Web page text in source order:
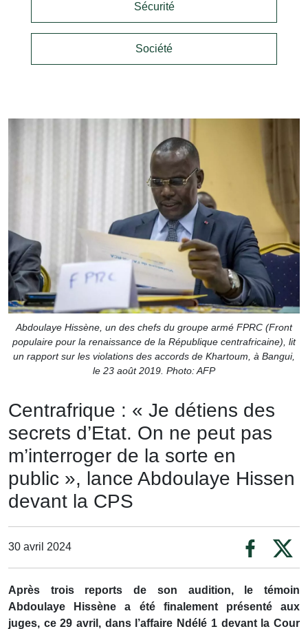
Sécurité
Société
Abdoulaye Hissène, un des chefs du groupe armé FPRC (Front
populaire pour la renaissance de la République centrafricaine), lit
un rapport sur les violations des accords de Khartoum, à Bangui,
le 23 août 2019. Photo: AFP
Centrafrique : « Je détiens des
secrets d’Etat. On ne peut pas
m’interroger de la sorte en
public », lance Abdoulaye Hissen
devant la CPS
30 avril 2024
Après trois reports de son audition, le témoin
Abdoulaye Hissène a été finalement présenté aux
juges, ce 29 avril, dans l’affaire Ndélé 1 devant la Cour